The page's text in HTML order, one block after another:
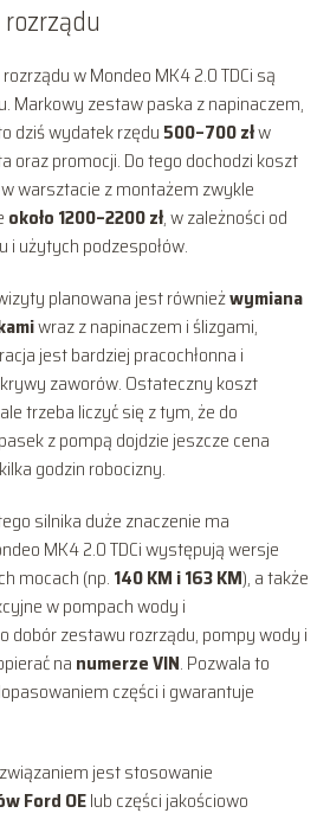
w Mondeo MK4 2.0 TDCi są
Markowy zestaw paska z napinaczem,
dziś wydatek rzędu 500–700 złw
oraz promocji. Do tego dochodzi koszt
w warsztacie z montażem zwykle
około 1200–2200 zł, w zależności od
i użytych podzespołów.
planowana jest równieżwymiana
wraz z napinaczem i ślizgami,
jest bardziej pracochłonna i
zaworów. Ostateczny koszt
trzeba liczyć się z tym, że do
z pompą dojdzie jeszcze cena
godzin robocizny.
silnika duże znaczenie ma
MK4 2.0 TDCi występują wersje
mocach (np.140 KM i 163 KM), a także
w pompach wody i
dobór zestawu rozrządu, pompy wody i
na numerze VIN. Pozwala to
części i gwarantuje
jest stosowanie
Ford OElub części jakościowo